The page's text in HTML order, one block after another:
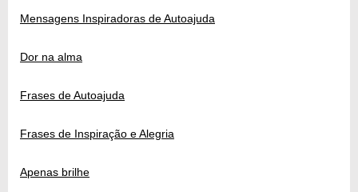
Mensagens Inspiradoras de Autoajuda
Dor na alma
Frases de Autoajuda
Frases de Inspiração e Alegria
Apenas brilhe